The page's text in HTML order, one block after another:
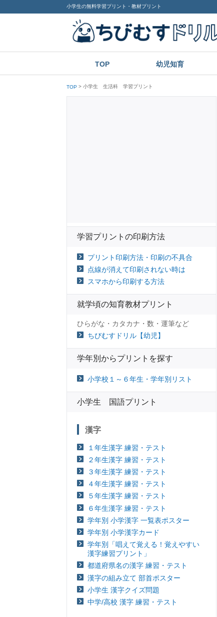
小学生の無料学習プリント・教材プリント
TOP 幼児知育
TOP 小学生 生活科 学習プリント
学習プリントの印刷方法
プリント印刷方法・印刷の不具合
点線が消えて印刷されない時は
スマホから印刷する方法
就学頃の知育教材プリント
ひらがな・カタカナ・数・運筆など
ちびむすドリル【幼児】
学年別からプリントを探す
小学校１～６年生・学年別リスト
小学生 国語プリント
漢字
１年生漢字 練習・テスト
２年生漢字 練習・テスト
３年生漢字 練習・テスト
４年生漢字 練習・テスト
５年生漢字 練習・テスト
６年生漢字 練習・テスト
学年別 小学漢字 一覧表ポスター
学年別 小学漢字カード
学年別「唱えて覚える！覚えやすい
漢字練習プリント」
都道府県名の漢字 練習・テスト
漢字の組み立て 部首ポスター
小学生 漢字クイズ問題
中学/高校 漢字 練習・テスト